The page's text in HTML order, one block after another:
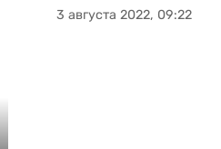
3 августа 2022, 09:22